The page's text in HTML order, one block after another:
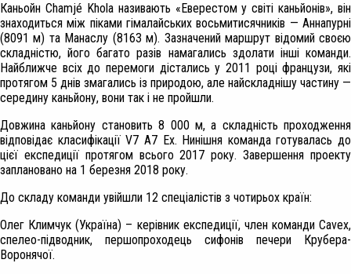
Каньойн Chamjé Khola називають «Еверестом у світі каньйонів», він
знаходиться між піками гімалайських восьмитисячників — Аннапурні
(8091 м) та Манаслу (8163 м). Зазначений маршрут відомий своєю
складністю, його багато разів намагались здолати інші команди.
Найближче всіх до перемоги дістались у 2011 році французи, які
протягом 5 днів змагались із природою, але найскладнішу частину —
середину каньйону, вони так і не пройшли.
Довжина каньйону становить 8 000 м, а складність проходження
відповідає класифікації V7 A7 Ex. Нинішня команда готувалась до
цієї експедиції протягом всього 2017 року. Завершення проекту
заплановано на 1 березня 2018 року.
До складу команди увійшли 12 спеціалістів з чотирьох країн:
Олег Климчук (Україна) – керівник експедиції, член команди Cavex,
спелео-підводник, першопроходець сифонів печери Крубера-
Воронячої.